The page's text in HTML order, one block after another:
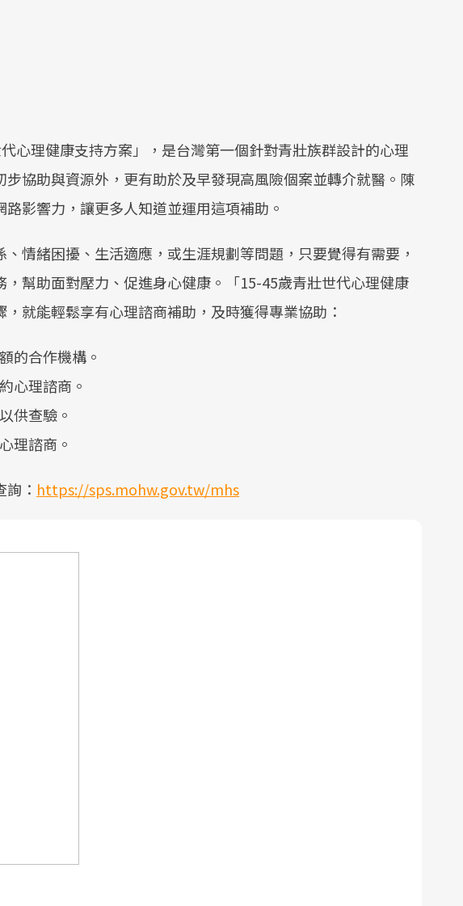
心理健康支持方案」，是台灣第一個針對青壯族群設計的心理
協助與資源外，更有助於及早發現高風險個案並轉介就醫。陳
影響力，讓更多人知道並運用這項補助。
情緒困擾、生活適應，或生涯規劃等問題，只要覺得有需要，
幫助面對壓力、促進身心健康。「15-45歲青壯世代心理健康
就能輕鬆享有心理諮商補助，及時獲得專業協助：
的合作機構。
心理諮商。
供查驗。
理諮商。
： https://sps.mohw.gov.tw/mhs